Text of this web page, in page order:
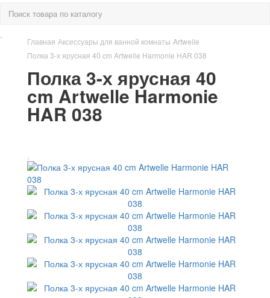
Главная Аксессуары для ванной комнаты Artwelle
Полка 3-х ярусная 40 cm Artwelle Harmonie HAR 038
Полка 3-х ярусная 40
cm Artwelle Harmonie
HAR 038